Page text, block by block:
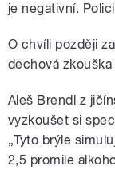
je negativní.
O chvíli později
dechová zkouška
Aleš Brendl z
vyzkoušet si
„Tyto brýle
2,5 promile